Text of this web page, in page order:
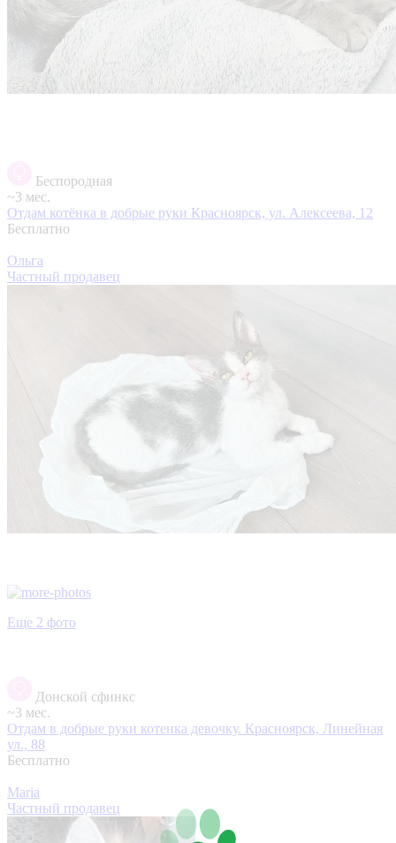
Беспородная
~3 мес.
Отдам котёнка в добрые руки Красноярск, ул. Алексеева, 12
Бесплатно
Ольга
Частный продавец
Еще 2 фото
Донской сфинкс
~3 мес.
Отдам в добрые руки котенка девочку. Красноярск, Линейная
ул., 88
Бесплатно
Maria
Частный продавец